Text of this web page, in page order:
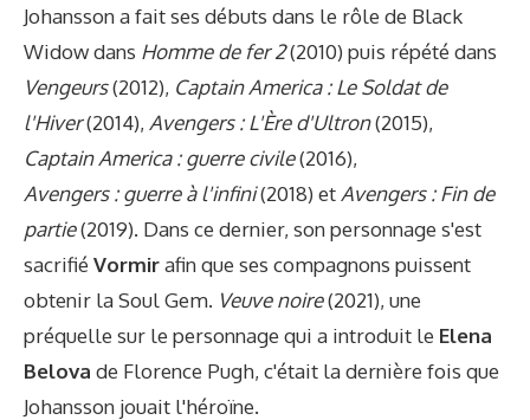
Johansson a fait ses débuts dans le rôle de Black
Widow dans Homme de fer 2(2010) puis répété dans
Vengeurs(2012), Captain America : Le Soldat de
l'Hiver(2014), Avengers : L'Ère d'Ultron(2015),
Captain America : guerre civile(2016),
Avengers : guerre à l'infini(2018) et Avengers : Fin de
partie(2019). Dans ce dernier, son personnage s'est
sacrifié Vormirafin que ses compagnons puissent
obtenir la Soul Gem. Veuve noire(2021), une
préquelle sur le personnage qui a introduit le Elena
Belova de Florence Pugh, c'était la dernière fois que
Johansson jouait l'héroïne.